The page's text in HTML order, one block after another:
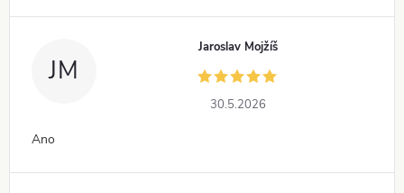
JM
Jaroslav Mojžíš
30.5.2026
Ano